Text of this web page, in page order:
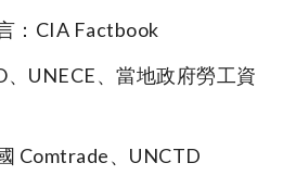
：CIA Factbook
UNECE、當地政府勞工資
Comtrade、UNCTD